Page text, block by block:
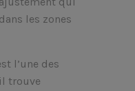
les zones
l’une des
trouve